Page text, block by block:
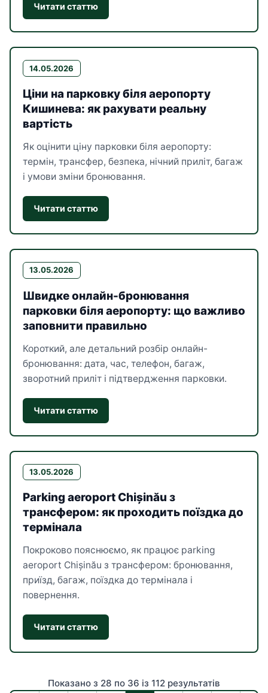
Читати статтю
14.05.2026
Ціни на парковку біля аеропорту
Кишинева: як рахувати реальну
вартість
Як оцінити ціну парковки біля аеропорту:
термін, трансфер, безпека, нічний приліт, багаж
і умови зміни бронювання.
Читати статтю
13.05.2026
Швидке онлайн-бронювання
парковки біля аеропорту: що важливо
заповнити правильно
Короткий, але детальний розбір онлайн-
бронювання: дата, час, телефон, багаж,
зворотний приліт і підтвердження парковки.
Читати статтю
13.05.2026
Parking aeroport Chișinău з
трансфером: як проходить поїздка до
термінала
Покроково пояснюємо, як працює parking
aeroport Chișinău з трансфером: бронювання,
приїзд, багаж, поїздка до термінала і
повернення.
Читати статтю
Показано з 28 по 36 із 112 результатів